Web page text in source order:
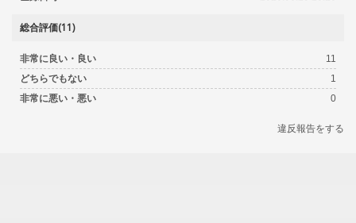
総合評価(11)
非常に良い・良い
11
どちらでもない
1
非常に悪い・悪い
0
違反報告をする